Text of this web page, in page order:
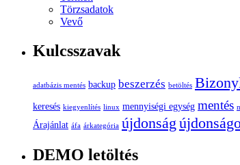
Törzsadatok
Vevő
Kulcsszavak
adatbázis mentés backup beszerzés betöltés
keresés kiegyenlítés linux mennyiségi egység mentés
Árajánlat áfa árkategória újdonság
DEMO letöltés